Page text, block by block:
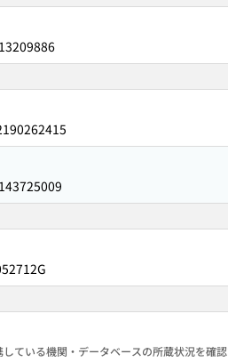
143725009
ている機関・データベースの所蔵状況を確認